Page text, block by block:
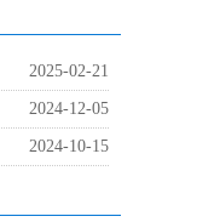
2025-02-21
2024-12-05
2024-10-15